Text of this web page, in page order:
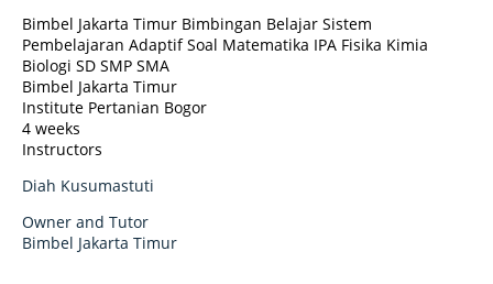
Bimbel Jakarta Timur Bimbingan Belajar Sistem
Pembelajaran Adaptif Soal Matematika IPA Fisika Kimia
Biologi SD SMP SMA
Bimbel Jakarta Timur
Institute Pertanian Bogor
4 weeks
Instructors
Diah Kusumastuti
Owner and Tutor
Bimbel Jakarta Timur